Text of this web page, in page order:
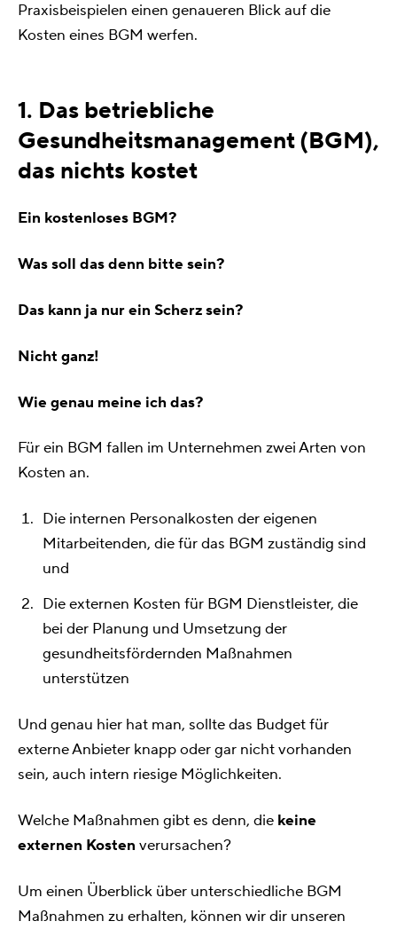
Praxisbeispielen einen genaueren Blick auf die
Kosten eines BGM werfen.
1. Das betriebliche
Gesundheitsmanagement (BGM),
das nichts kostet
Ein kostenloses BGM?
Was soll das denn bitte sein?
Das kann ja nur ein Scherz sein?
Nicht ganz!
Wie genau meine ich das?
Für ein BGM fallen im Unternehmen zwei Arten von
Kosten an.
Die internen Personalkosten der eigenen
Mitarbeitenden, die für das BGM zuständig sind
und
Die externen Kosten für BGM Dienstleister, die
bei der Planung und Umsetzung der
gesundheitsfördernden Maßnahmen
unterstützen
Und genau hier hat man, sollte das Budget für
externe Anbieter knapp oder gar nicht vorhanden
sein, auch intern riesige Möglichkeiten.
Welche Maßnahmen gibt es denn, die keine
externen Kosten verursachen?
Um einen Überblick über unterschiedliche BGM
Maßnahmen zu erhalten, können wir dir unseren